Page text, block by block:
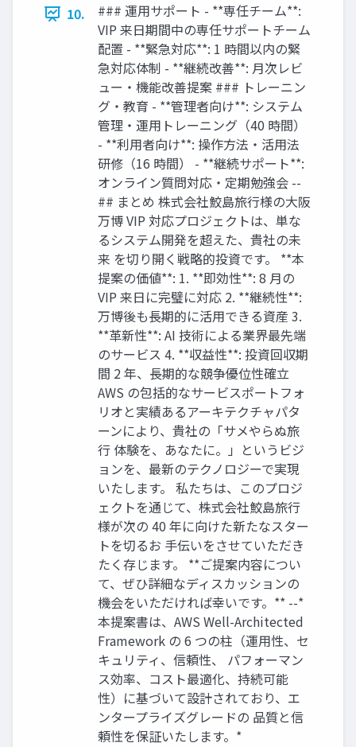
10.
### 運用サポート - **専任チーム**:
VIP 来日期間中の専任サポートチーム
配置 - **緊急対応**: 1 時間以内の緊
急対応体制 - **継続改善**: 月次レビ
ュー・機能改善提案 ### トレーニン
グ・教育 - **管理者向け**: システム
管理・運用トレーニング（40 時間）
- **利用者向け**: 操作方法・活用法
研修（16 時間） - **継続サポート**:
オンライン質問対応・定期勉強会 --
## まとめ 株式会社鮫島旅行様の大阪
万博 VIP 対応プロジェクトは、単な
るシステム開発を超えた、貴社の未
来 を切り開く戦略的投資です。 **本
提案の価値**: 1. **即効性**: 8 月の
VIP 来日に完璧に対応 2. **継続性**:
万博後も長期的に活用できる資産 3.
**革新性**: AI 技術による業界最先端
のサービス 4. **収益性**: 投資回収期
間 2 年、長期的な競争優位性確立
AWS の包括的なサービスポートフォ
リオと実績あるアーキテクチャパタ
ーンにより、貴社の「サメやらぬ旅
行 体験を、あなたに。」というビジ
ョンを、最新のテクノロジーで実現
いたします。 私たちは、このプロジ
ェクトを通じて、株式会社鮫島旅行
様が次の 40 年に向けた新たなスター
トを切るお 手伝いをさせていただき
たく存じます。 **ご提案内容につい
て、ぜひ詳細なディスカッションの
機会をいただければ幸いです。** --*
本提案書は、AWS Well-Architected
Framework の 6 つの柱（運用性、セ
キュリティ、信頼性、 パフォーマン
ス効率、コスト最適化、持続可能
性）に基づいて設計されており、エ
ンタープライズグレードの 品質と信
頼性を保証いたします。*